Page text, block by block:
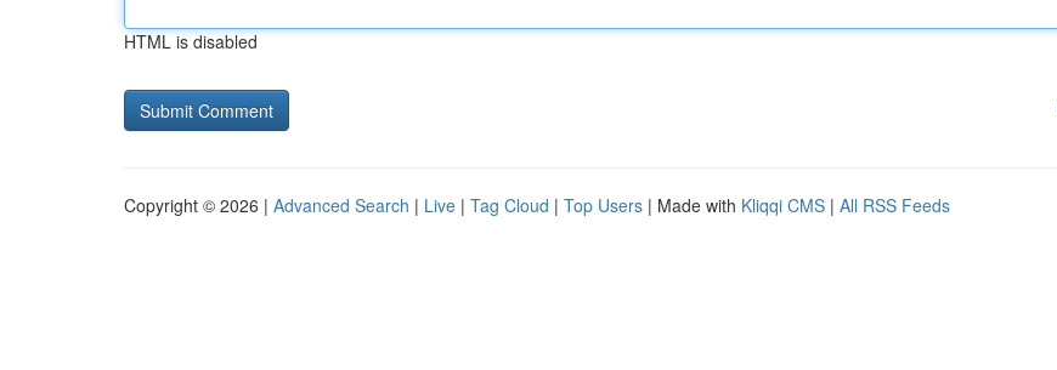
HTML is disabled
Copyright © 2026 | Advanced Search | Live | Tag Cloud | Top Users | Made with Kliqqi CMS | All RSS Feeds